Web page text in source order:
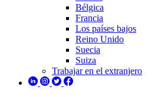
Bélgica
Francia
Los países bajos
Reino Unido
Suecia
Suiza
Trabajar en el extranjero